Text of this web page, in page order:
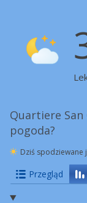
Quartiere
pogoda?
Dziś spodziewane
Przegląd